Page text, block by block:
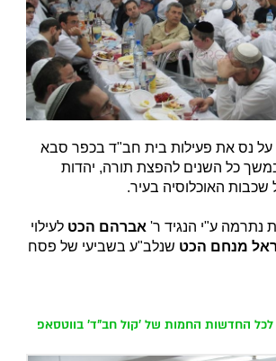
על נס את פעילות בית חב"ד בכפר סבא
כל השנים להפצת תורה, יהדות
שכבות האוכלוסיה בעיר.
נתרמה ע"י הנגיד ר' אברהם הכט לעילוי
מנחם הכט שנלב"ע בשביעי של פסח
לכל החדשות החמות של 'קול חב"ד' בווטסאפ